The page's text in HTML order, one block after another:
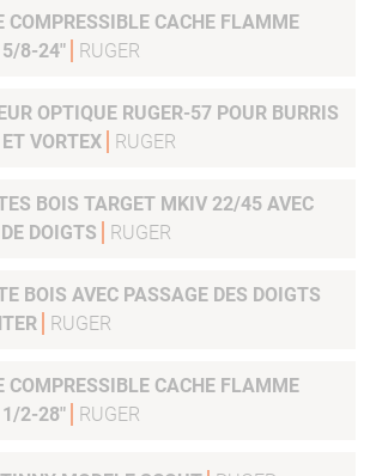
COMPRESSIBLE CACHE FLAMME
8-24"
RUGER
RUGER-57 POUR BURRIS
VORTEX
RUGER
BOIS TARGET MKIV 22/45 AVEC
DOIGTS
RUGER
DES DOIGTS
RUGER
COMPRESSIBLE CACHE FLAMME
2-28"
RUGER